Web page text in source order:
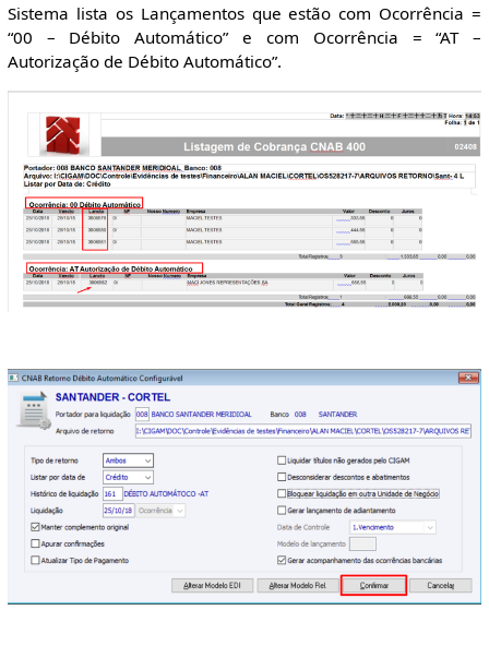
Sistema lista os Lançamentos que estão com Ocorrência =
“00 – Débito Automático” e com Ocorrência = “AT –
Autorização de Débito Automático”.